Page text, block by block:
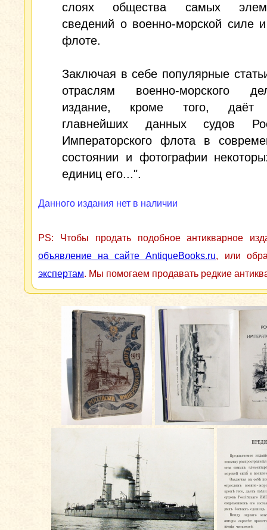
слоях общества самых
сведений о военно-морской силе
флоте.
Заключая в себе популярные
отраслям военно-морского
издание, кроме того, даёт
главнейших данных судов
Императорского флота в
состоянии и фотографии
единиц его...".
Данного издания нет в наличии
PS: Чтобы продать подобное антикварное
объявление на сайте AntiqueBooks.ru, или
экспертам. Мы помогаем продавать редкие